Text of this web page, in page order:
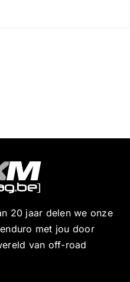
20 jaar delen we onze
met jou door
van off-road